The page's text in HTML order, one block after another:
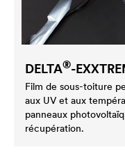
DELTA®-
Film de sous-toiture
aux UV et aux
panneaux
récupération.